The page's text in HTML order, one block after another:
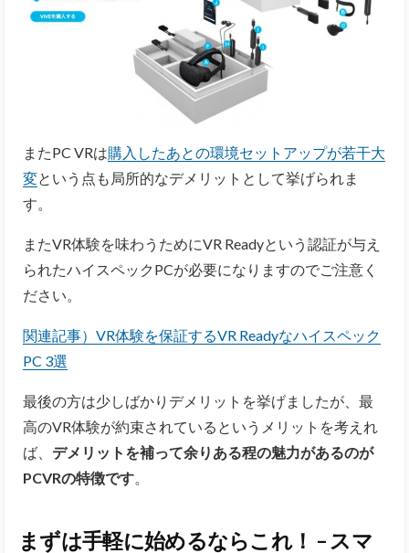
またPC VRは購入したあとの環境セットアップが若干大
変という点も局所的なデメリットとして挙げられま
す。
またVR体験を味わうためにVR Readyという認証が与え
られたハイスペックPCが必要になりますのでご注意く
ださい。
関連記事）VR体験を保証するVR Readyなハイスペック
PC 3選
最後の方は少しばかりデメリットを挙げましたが、最
高のVR体験が約束されているというメリットを考えれ
ば、 デメリットを補って余りある程の魅力があるのが
PCVRの特徴です。
まずは手軽に始めるならこれ！ – スマ